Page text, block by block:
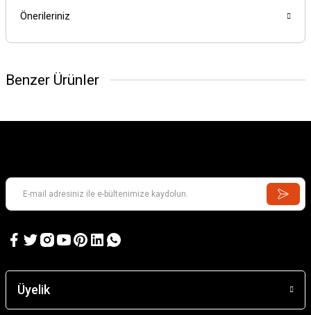
Önerileriniz
Benzer Ürünler
Üyelik